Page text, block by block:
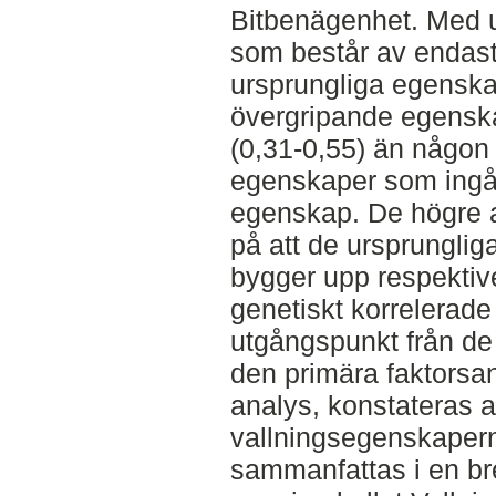
Bitbenägenhet. Med
som består av
ursprungliga
övergripande
(0,31-0,55) än
egenskaper som
egenskap. De högre
på att de
bygger upp
genetiskt
utgångspunkt från
den primära
analys, konstateras
sammanfattas i en